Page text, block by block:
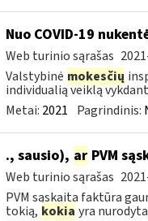
Nuo COVID-19
Web turinio sąrašas
Valstybinė mokesčių
individualią veiklą
Metai: 2021 Pagrindinis:
., sausio), arPVM
Web turinio sąrašas
PVM sąskaita faktūra
tokią, kokia yra